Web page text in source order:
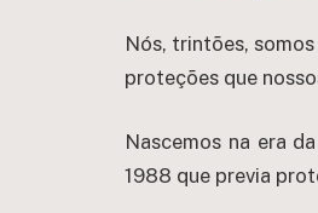
Nós, trintões,
proteções que
Nascemos na era
1988 que previa